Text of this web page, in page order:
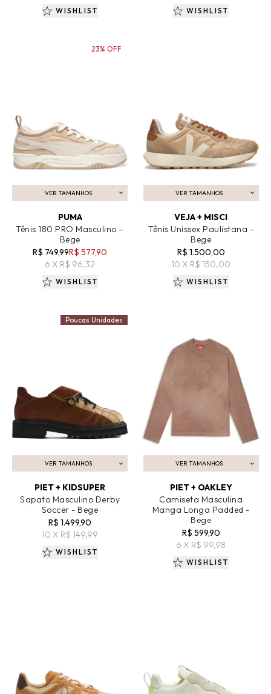
WISHLIST WISHLIST
VER TAMANHOS
ADICIONAR AO CARRINHO
PUMA
Tênis 180 PRO Masculino –
Bege
R$ 749,99R$ 577,90
6 X R$ 96,32
23% OFF
WISHLIST
VER TAMANHOS
ADICIONAR AO CARRINHO
VEJA + MISCI
Tênis Unissex Paulistana -
Bege
R$ 1.500,00
10 X R$ 150,00
WISHLIST
VER TAMANHOS
ADICIONAR AO CARRINHO
PIET + KIDSUPER
Sapato Masculino Derby
Soccer - Bege
R$ 1.499,90
10 X R$ 149,99
Poucas Unidades
WISHLIST
VER TAMANHOS
ADICIONAR AO CARRINHO
PIET + OAKLEY
Camiseta Masculina
Manga Longa Padded -
Bege
R$ 599,90
6 X R$ 99,98
WISHLIST